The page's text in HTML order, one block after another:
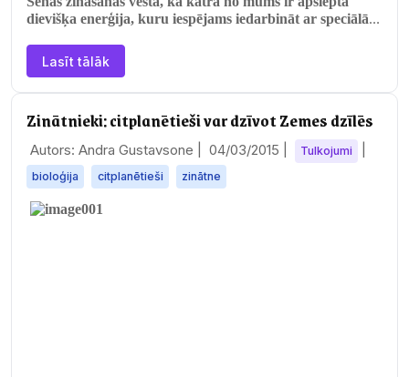
dievišķa enerģija, kuru iespējams iedarbināt ar speciālām
Lasīt tālāk
Zinātnieki: citplanētieši var dzīvot Zemes dzīlēs
Autors: Andra Gustavsone | 04/03/2015 Tulkojumi
bioloģija citplanētieši zinātne